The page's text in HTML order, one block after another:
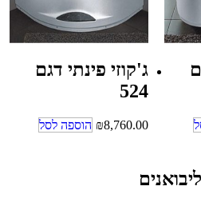
ג'קוזי פינתי דגם
524
₪8,760.00 הוספה לסל